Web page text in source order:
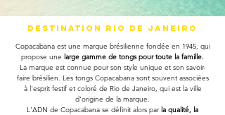
destination Rio de Janeiro
Copacabana est une marque brésilienne fondée en 1945, qui
propose une large gamme de tongs pour toute la famille.
La marque est connue pour son style unique et son savoir-
faire brésilien. Les tongs Copacabana sont souvent associées
à l'esprit festif et coloré de Rio de Janeiro, qui est la ville
d'origine de la marque.
L'ADN de Copacabana se définit alors par la qualité, la